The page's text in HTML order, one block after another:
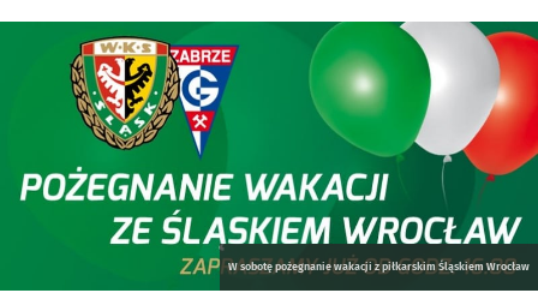
Kliknij, aby powiększyć
W sobotę pożegnanie wakacji z piłkarskim Śląskiem Wrocław